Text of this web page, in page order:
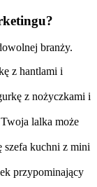
branży.
z hantlami i
z nożyczkami i
Twoja lalka może
szefa kuchni z mini
przypominający